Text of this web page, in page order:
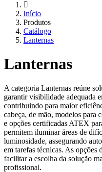
Início
Produtos
Catálogo
Lanternas
Lanternas
A categoria Lanternas reúne
garantir visibilidade adequada
contribuindo para maior
cabeça, de mão, modelos para
e opções certificadas ATEX
permitem iluminar áreas de
luminosidade, assegurando
em tarefas técnicas. As opções
facilitar a escolha da solução
profissional.